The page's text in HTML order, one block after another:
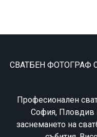
СВАТБЕН
Професионален
София, Пловдив
заснемането на